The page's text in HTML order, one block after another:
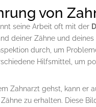
von
seine Arbeit oft mit der
deiner Zähne und
durch, um
Hilfsmittel, um
Zahnarzt gehst, kann er
zu erhalten. Diese